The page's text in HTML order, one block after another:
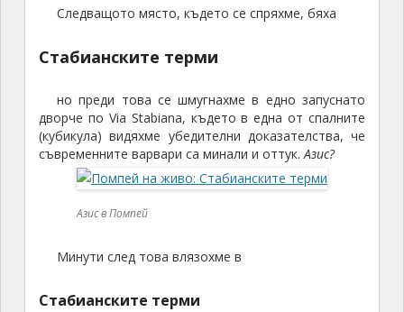
Следващото място, където се спряхме, бяха
Стабианските терми
но преди това се шмугнахме в едно запуснато
дворче по Via Stabiana, където в една от спалните
(кубикула) видяхме убедителни доказателства, че
съвременните варвари са минали и оттук.Азис?
Азис в Помпей
Минути след това влязохме в
Стабианските терми